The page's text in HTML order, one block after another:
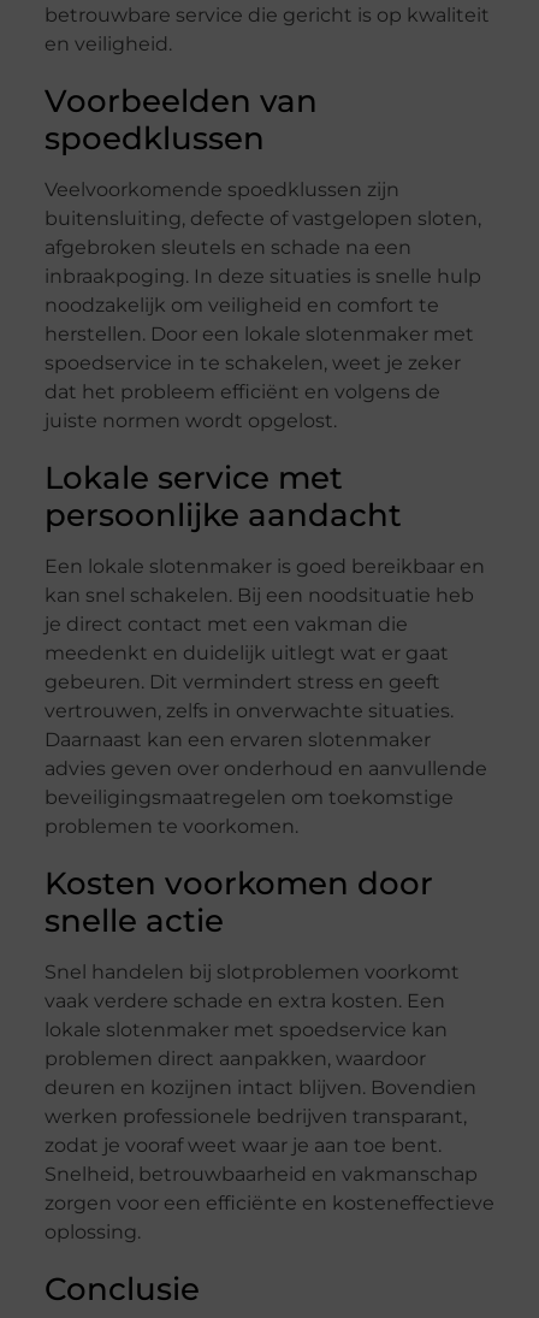
betrouwbare service die gericht is op kwaliteit
en veiligheid.
Voorbeelden van
spoedklussen
Veelvoorkomende spoedklussen zijn
buitensluiting, defecte of vastgelopen sloten,
afgebroken sleutels en schade na een
inbraakpoging. In deze situaties is snelle hulp
noodzakelijk om veiligheid en comfort te
herstellen. Door een lokale slotenmaker met
spoedservice in te schakelen, weet je zeker
dat het probleem efficiënt en volgens de
juiste normen wordt opgelost.
Lokale service met
persoonlijke aandacht
Een lokale slotenmaker is goed bereikbaar en
kan snel schakelen. Bij een noodsituatie heb
je direct contact met een vakman die
meedenkt en duidelijk uitlegt wat er gaat
gebeuren. Dit vermindert stress en geeft
vertrouwen, zelfs in onverwachte situaties.
Daarnaast kan een ervaren slotenmaker
advies geven over onderhoud en aanvullende
beveiligingsmaatregelen om toekomstige
problemen te voorkomen.
Kosten voorkomen door
snelle actie
Snel handelen bij slotproblemen voorkomt
vaak verdere schade en extra kosten. Een
lokale slotenmaker met spoedservice kan
problemen direct aanpakken, waardoor
deuren en kozijnen intact blijven. Bovendien
werken professionele bedrijven transparant,
zodat je vooraf weet waar je aan toe bent.
Snelheid, betrouwbaarheid en vakmanschap
zorgen voor een efficiënte en kosteneffectieve
oplossing.
Conclusie